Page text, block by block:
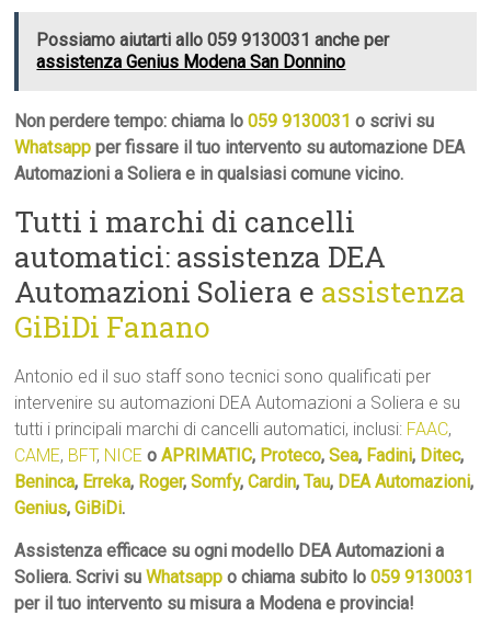
Possiamo aiutarti allo 059 9130031 anche per
assistenza Genius Modena San Donnino
Non perdere tempo: chiama lo059 9130031 o scrivi su
Whatsapp per fissare il tuo intervento su automazione DEA
Automazioni a Soliera e in qualsiasi comune vicino.
Tutti i marchi di cancelli
automatici: assistenza DEA
Automazioni Soliera e assistenza
GiBiDi Fanano
Antonio ed il suo staff sono tecnici sono qualificati per
intervenire su automazioni DEA Automazioni a Soliera e su
tutti i principali marchi di cancelli automatici, inclusi: FAAC,
CAME, BFT, NICE oAPRIMATIC, Proteco,Sea, Fadini, Ditec,
Beninca, Erreka, Roger,Somfy,Cardin,Tau, DEA Automazioni,
Genius,GiBiDi.
Assistenza efficace su ogni modello DEA Automazioni a
Soliera. Scrivi suWhatsapp o chiama subito lo059 9130031
per il tuo intervento su misura a Modena e provincia!